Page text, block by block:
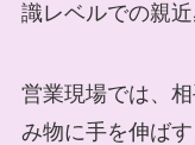
識レベルでの親近
営業現場では、
み物に手を伸ば